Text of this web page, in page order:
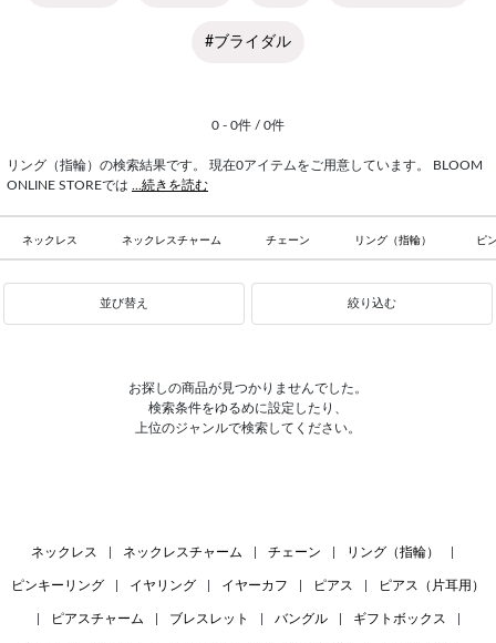
#ブライダル
0 - 0件 / 0件
リング（指輪）の検索結果です。 現在0アイテムをご用意しています。 BLOOM
ONLINE STOREでは ...続きを読む
ネックレス ネックレスチャーム チェーン リング（指輪） ピ
並び替え 絞り込む
お探しの商品が見つかりませんでした。
検索条件をゆるめに設定したり、
上位のジャンルで検索してください。
ネックレス ネックレスチャーム チェーン リング（指輪）
ピンキーリング イヤリング イヤーカフ ピアス ピアス（片耳用）
ピアスチャーム ブレスレット バングル ギフトボックス